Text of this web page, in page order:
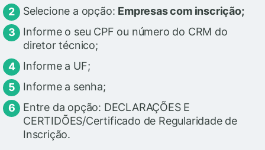
Selecione a opção: Empresas com inscrição;
Informe o seu CPF ou número do CRM do
diretor técnico;
Informe a UF;
Informe a senha;
Entre da opção: DECLARAÇÕES E
CERTIDÕES/Certificado de Regularidade de
Inscrição.